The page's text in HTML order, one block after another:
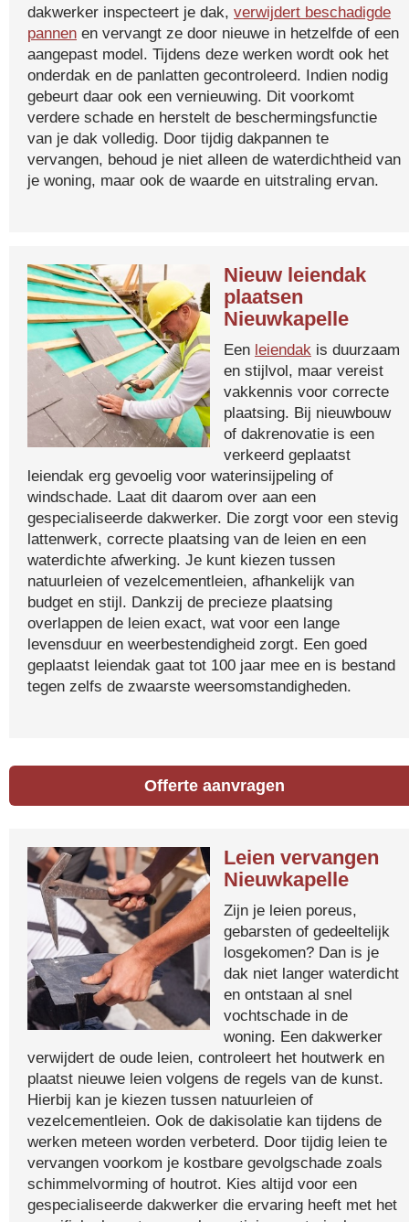
dakwerker inspecteert je dak, verwijdert beschadigde
pannen en vervangt ze door nieuwe in hetzelfde of een
aangepast model. Tijdens deze werken wordt ook het
onderdak en de panlatten gecontroleerd. Indien nodig
gebeurt daar ook een vernieuwing. Dit voorkomt
verdere schade en herstelt de beschermingsfunctie
van je dak volledig. Door tijdig dakpannen te
vervangen, behoud je niet alleen de waterdichtheid van
je woning, maar ook de waarde en uitstraling ervan.
Nieuw leiendak
plaatsen
Nieuwkapelle
Een leiendak is duurzaam
en stijlvol, maar vereist
vakkennis voor correcte
plaatsing. Bij nieuwbouw
of dakrenovatie is een
verkeerd geplaatst
leiendak erg gevoelig voor waterinsijpeling of
windschade. Laat dit daarom over aan een
gespecialiseerde dakwerker. Die zorgt voor een stevig
lattenwerk, correcte plaatsing van de leien en een
waterdichte afwerking. Je kunt kiezen tussen
natuurleien of vezelcementleien, afhankelijk van
budget en stijl. Dankzij de precieze plaatsing
overlappen de leien exact, wat voor een lange
levensduur en weerbestendigheid zorgt. Een goed
geplaatst leiendak gaat tot 100 jaar mee en is bestand
tegen zelfs de zwaarste weersomstandigheden.
Offerte aanvragen
Leien vervangen
Nieuwkapelle
Zijn je leien poreus,
gebarsten of gedeeltelijk
losgekomen? Dan is je
dak niet langer waterdicht
en ontstaan al snel
vochtschade in de
woning. Een dakwerker
verwijdert de oude leien, controleert het houtwerk en
plaatst nieuwe leien volgens de regels van de kunst.
Hierbij kan je kiezen tussen natuurleien of
vezelcementleien. Ook de dakisolatie kan tijdens de
werken meteen worden verbeterd. Door tijdig leien te
vervangen voorkom je kostbare gevolgschade zoals
schimmelvorming of houtrot. Kies altijd voor een
gespecialiseerde dakwerker die ervaring heeft met het